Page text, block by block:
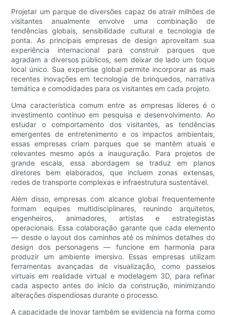
Projetar um parque de diversões capaz de atrair milhões de
visitantes anualmente envolve uma combinação de
tendências globais, sensibilidade cultural e tecnologia de
ponta. As principais empresas de design aproveitam sua
experiência internacional para construir parques que
agradam a diversos públicos, sem deixar de lado um toque
local único. Sua expertise global permite incorporar as mais
recentes inovações em tecnologia de brinquedos, narrativa
temática e comodidades para os visitantes em cada projeto.
Uma característica comum entre as empresas líderes é o
investimento contínuo em pesquisa e desenvolvimento. Ao
estudar o comportamento dos visitantes, as tendências
emergentes de entretenimento e os impactos ambientais,
essas empresas criam parques que se mantêm atuais e
relevantes mesmo após a inauguração. Para projetos de
grande escala, essa abordagem se traduz em planos
diretores bem elaborados, que incluem zonas extensas,
redes de transporte complexas e infraestrutura sustentável.
Além disso, empresas com alcance global frequentemente
formam equipes multidisciplinares, reunindo arquitetos,
engenheiros, animadores, artistas e estrategistas
operacionais. Essa colaboração garante que cada elemento
— desde o layout dos caminhos até os mínimos detalhes do
design dos personagens — funcione em harmonia para
produzir um ambiente imersivo. Essas empresas utilizam
ferramentas avançadas de visualização, como passeios
virtuais em realidade virtual e modelagem 3D, para refinar
cada aspecto antes do início da construção, minimizando
alterações dispendiosas durante o processo.
A capacidade de inovar também se evidencia na forma como